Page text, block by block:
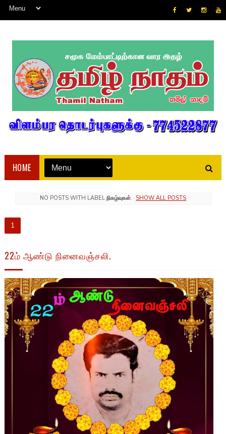
HOME
NO POSTS WITH LABEL நிகழ்வுகள். SHOW ALL POSTS
1
22ம் ஆண்டு நினைவஞ்சலி.